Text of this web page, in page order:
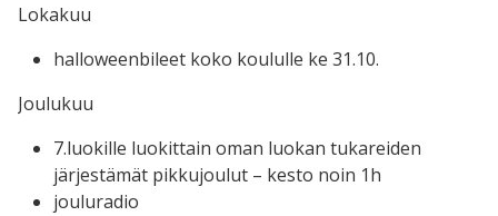
Lokakuu
halloweenbileet koko koululle ke 31.10.
Joulukuu
7.luokille luokittain oman luokan tukareiden
järjestämät pikkujoulut – kesto noin 1h
jouluradio